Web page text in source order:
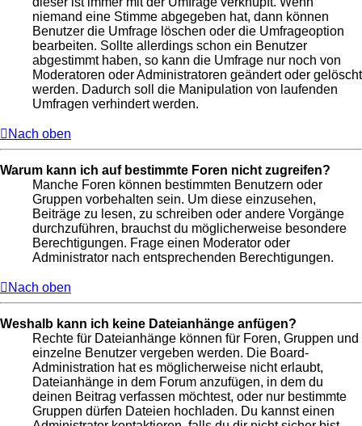
niemand eine Stimme abgegeben hat, dann können
Benutzer die Umfrage löschen oder die Umfrageoption
bearbeiten. Sollte allerdings schon ein Benutzer
abgestimmt haben, so kann die Umfrage nur noch von
Moderatoren oder Administratoren geändert oder gelöscht
werden. Dadurch soll die Manipulation von laufenden
Umfragen verhindert werden.
Nach oben
Warum kann ich auf bestimmte Foren nicht zugreifen?
Manche Foren können bestimmten Benutzern oder
Gruppen vorbehalten sein. Um diese einzusehen,
Beiträge zu lesen, zu schreiben oder andere Vorgänge
durchzuführen, brauchst du möglicherweise besondere
Berechtigungen. Frage einen Moderator oder
Administrator nach entsprechenden Berechtigungen.
Nach oben
Weshalb kann ich keine Dateianhänge anfügen?
Rechte für Dateianhänge können für Foren, Gruppen und
einzelne Benutzer vergeben werden. Die Board-
Administration hat es möglicherweise nicht erlaubt,
Dateianhänge in dem Forum anzufügen, in dem du
deinen Beitrag verfassen möchtest, oder nur bestimmte
Gruppen dürfen Dateien hochladen. Du kannst einen